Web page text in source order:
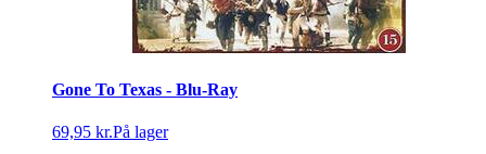
Gone To Texas - Blu-Ray
69,95 kr.På lager